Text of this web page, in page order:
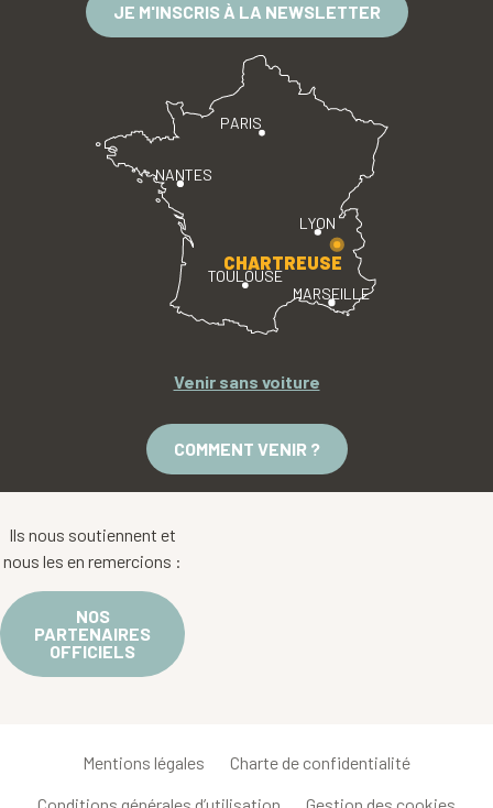
JE M'INSCRIS À LA NEWSLETTER
PARIS
LYON
TOULOUSE
MARSEILLE
NANTES
CHARTREUSE
Venir sans voiture
COMMENT VENIR ?
Ils nous soutiennent et
nous les en remercions :
NOS
PARTENAIRES
OFFICIELS
Mentions légales Charte de confidentialité